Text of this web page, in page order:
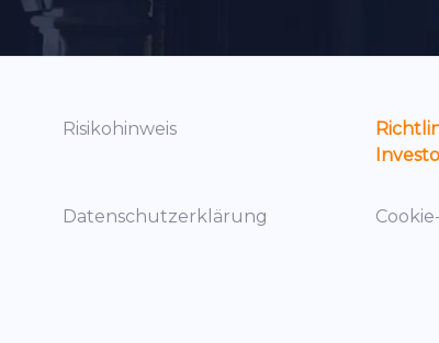
Risikohinweis
Datenschutzerklärung